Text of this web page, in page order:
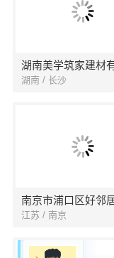
湖南 / 长沙
江苏 / 南京